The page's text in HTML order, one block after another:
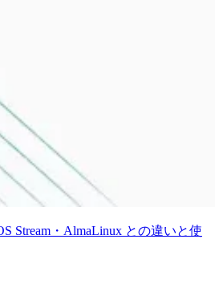
Stream・AlmaLinux との違いと使